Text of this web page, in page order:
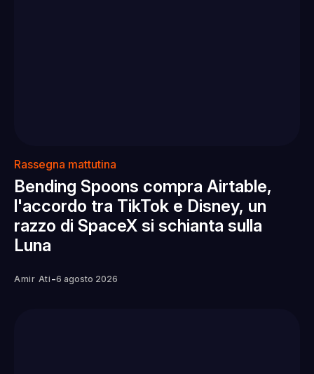
Rassegna mattutina
Bending Spoons compra Airtable,
l'accordo tra TikTok e Disney, un
razzo di SpaceX si schianta sulla
Luna
Amir Ati -6 agosto 2026